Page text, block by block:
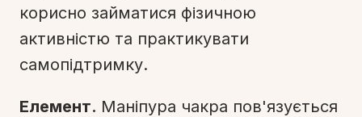
корисно займатися фізичною
активністю та практикувати
самопідтримку.
Елемент. Маніпура чакра пов'язується